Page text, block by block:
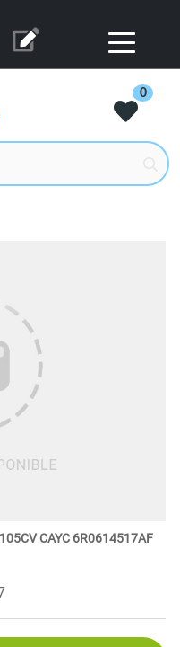
0
CAYC 6R0614517AF